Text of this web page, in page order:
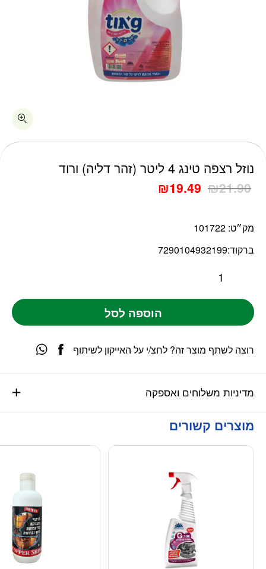
נוזל רצפה טינג 4 ליטר (זהר דליה) ורוד
₪21.90
₪19.49
מק״ט: 101722
ברקוד:7290104932199
כמות נוזל רצפה טינג 4 ליטר (זהר דליה) ורוד
הוספה לסל
מדיניות משלוחים ואספקה
רוצה לשתף מוצר זה? לחצ/י על האייקון לשיתוף
מוצרים קשורים